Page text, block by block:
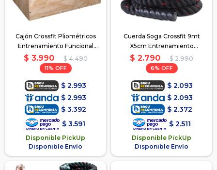
Cajón Crossfit Pliométricos
Entrenamiento Funcional
40x50x60cm
$ 3.990 $ 4.490
11
$ 2.993
$ 2.993
$ 3.392
$ 3.591
Disponible PickUp
Disponible Envío
Cuerda Soga Crossfit 9mt
X5cm Entrenamiento
Funcional
$ 2.790 $ 2.990
6
$ 2.093
$ 2.093
$ 2.372
$ 2.511
Disponible PickUp
Disponible Envío